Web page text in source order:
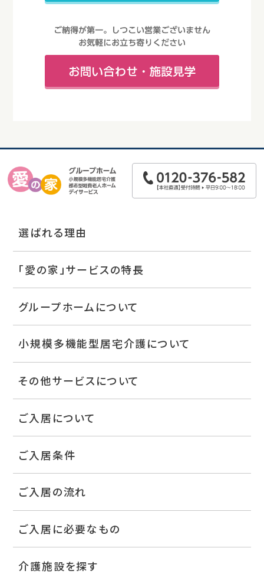
選ばれる理由
「愛の家」サービスの特長
グループホームについて
小規模多機能型居宅介護について
その他サービスについて
ご入居について
ご入居条件
ご入居の流れ
ご入居に必要なもの
介護施設を探す